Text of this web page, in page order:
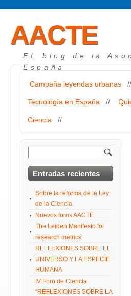
AACTE
EL blog de la
España
Campaña leyendas urbanas //
Tecnología en España //
Ciencia //
Entradas recientes
Sobre la reforma de la Ley
de la Ciencia
Nuevos foros AACTE
The Leiden Manifesto for
research metrics
REFLEXIONES SOBRE EL
UNIVERSO Y LA ESPECIE
HUMANA
IV Foro de Ciencia
“REFLEXIONES SOBRE LA